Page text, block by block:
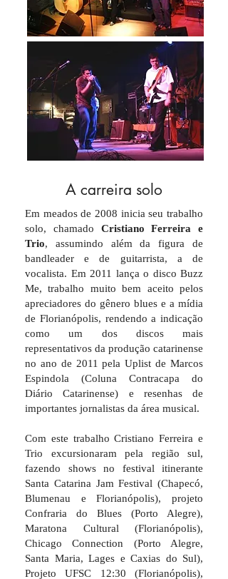
Em meados de 2008 inicia seu trabalho
solo, chamado Cristiano Ferreira e
Trio, assumindo além da figura de
bandleader e de guitarrista, a de
vocalista. Em 2011 lança o disco Buzz
Me, trabalho muito bem aceito pelos
apreciadores do gênero blues e a mídia
de Florianópolis, rendendo a indicação
como um dos discos mais
representativos da produção catarinense
no ano de 2011 pela Uplist de Marcos
Espindola (Coluna Contracapa do
Diário Catarinense) e resenhas de
importantes jornalistas da área musical.
Com este trabalho Cristiano Ferreira e
Trio excursionaram pela região sul,
fazendo shows no festival itinerante
Santa Catarina Jam Festival (Chapecó,
Blumenau e Florianópolis), projeto
Confraria do Blues (Porto Alegre),
Maratona Cultural (Florianópolis),
Chicago Connection (Porto Alegre,
Santa Maria, Lages e Caxias do Sul),
Projeto UFSC 12:30 (Florianópolis),
A carreira solo